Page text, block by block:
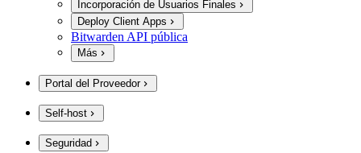
Incorporación de Usuarios Finales
Deploy Client Apps
Bitwarden API pública
Más
Portal del Proveedor
Self-host
Seguridad